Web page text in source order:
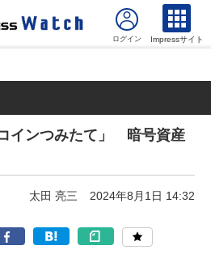
Impressサイト
インつみたて」 暗号資産
太田 亮三 2024年8月1日 14:32